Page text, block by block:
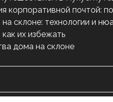
корпоративной почтой:
склоне: технологии и
их избежать
дома на склоне